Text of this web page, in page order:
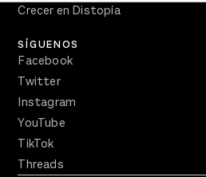
Crecer en Distopía
SÍGUENOS
Facebook
Twitter
Instagram
YouTube
TikTok
Threads